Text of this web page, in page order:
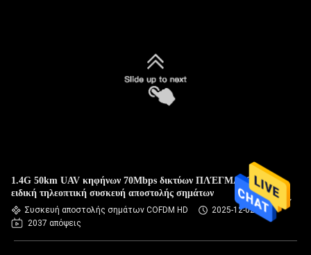
1.4G 50km UAV κηφήνων 70Mbps δικτύων ΠΛΈΓΜΑΤΟΣ IP
ειδική τηλεοπτική συσκευή αποστολής σημάτων
Συσκευή αποστολής σημάτων COFDM HD
2025-12-02
2037 απόψεις